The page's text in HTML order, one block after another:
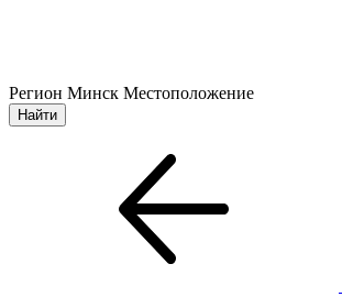
Регион Минск Местоположение